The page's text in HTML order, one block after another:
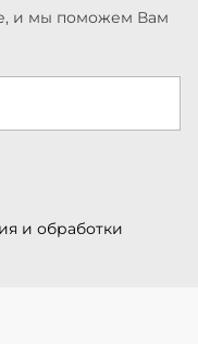
и мы поможем Вам
и обработки